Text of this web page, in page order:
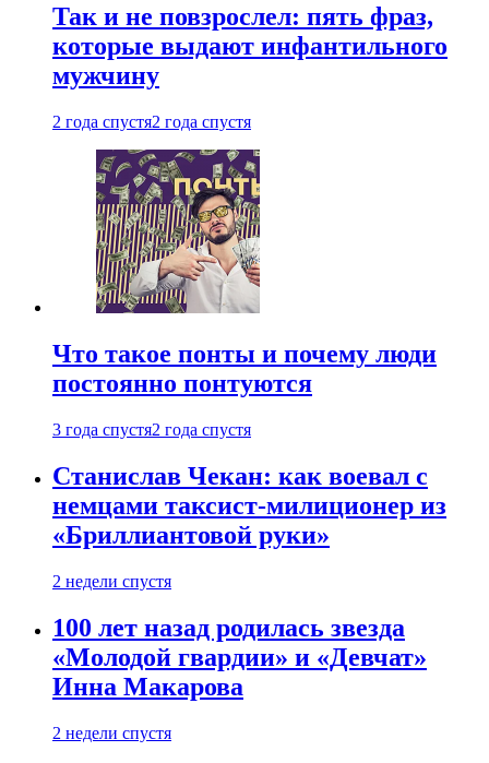
Так и не повзрослел: пять фраз,
которые выдают инфантильного
мужчину
2 года спустя2 года спустя
Что такое понты и почему люди
постоянно понтуются
3 года спустя2 года спустя
Станислав Чекан: как воевал с
немцами таксист-милиционер из
«Бриллиантовой руки»
2 недели спустя
100 лет назад родилась звезда
«Молодой гвардии» и «Девчат»
Инна Макарова
2 недели спустя